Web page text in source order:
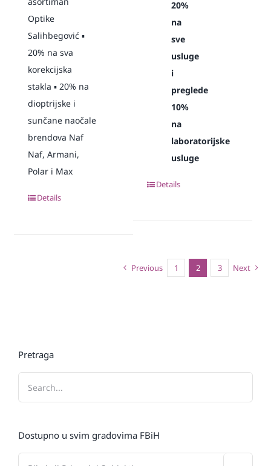
Optike
Salihbegović ▪️
20% na sva
korekcijska
stakla ▪️ 20% na
dioptrijske i
sunčane naočale
brendova Naf
Naf, Armani,
Polar i Max
Details
20%
na
sve
usluge
i
preglede
10%
na
laboratorijske
usluge
Details
Previous 1 2 3 Next
Pretraga
Dostupno u svim gradovima FBiH